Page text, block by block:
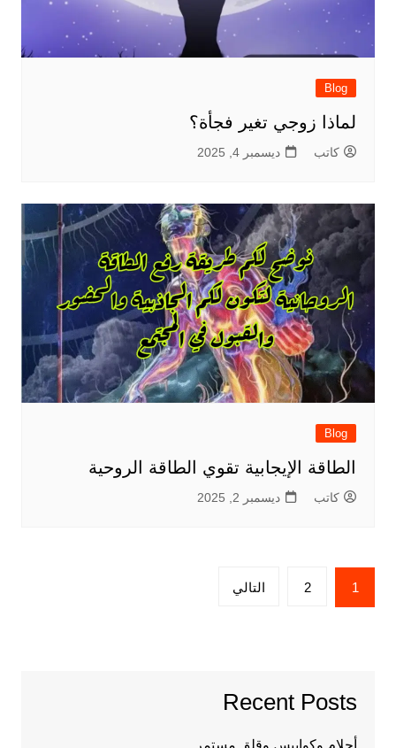
Blog
لماذا زوجي تغير فجأة؟
كاتب ديسمبر 4, 2025
Blog
الطاقة الإيجابية تقوي الطاقة الروحية
كاتب ديسمبر 2, 2025
Posts
pagination
1
2 التالي
Recent Posts